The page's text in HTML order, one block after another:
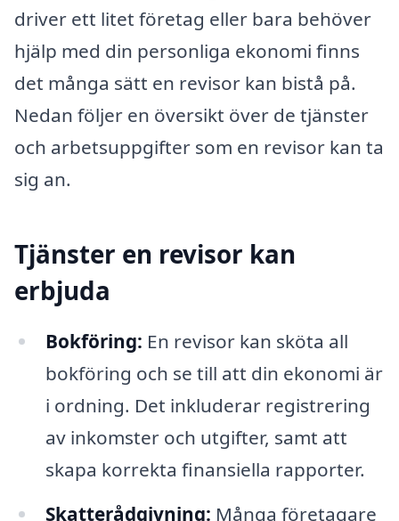
driver ett litet företag eller bara behöver
hjälp med din personliga ekonomi finns
det många sätt en revisor kan bistå på.
Nedan följer en översikt över de tjänster
och arbetsuppgifter som en revisor kan ta
sig an.
Tjänster en revisor kan
erbjuda
Bokföring: En revisor kan sköta all
bokföring och se till att din ekonomi är
i ordning. Det inkluderar registrering
av inkomster och utgifter, samt att
skapa korrekta finansiella rapporter.
Skatterådgivning: Många företagare